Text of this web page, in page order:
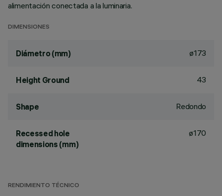
alimentación conectada a la luminaria.
DIMENSIONES
Diámetro (mm) ø173
Height Ground 43
Shape Redondo
Recessed hole
dimensions (mm)
ø170
RENDIMIENTO TÉCNICO